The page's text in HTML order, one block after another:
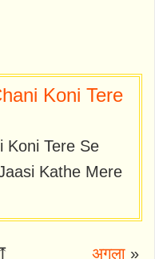
Koni Tere
Koni Tere Se
Kathe Mere
⤒ अगला»